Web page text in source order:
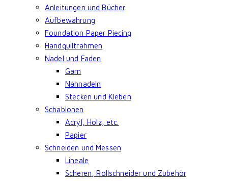
Anleitungen und Bücher
Aufbewahrung
Foundation Paper Piecing
Handquiltrahmen
Nadel und Faden
Garn
Nähnadeln
Stecken und Kleben
Schablonen
Acryl, Holz, etc.
Papier
Schneiden und Messen
Lineale
Scheren, Rollschneider und Zubehör